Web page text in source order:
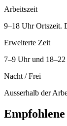
Arbeitszeit
9–18 Uhr Ortszeit.
Erweiterte Zeit
7–9 Uhr und
Nacht / Frei
Ausserhalb der